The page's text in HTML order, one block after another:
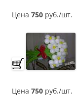
Цена 750 руб./шт.
Цена 750 руб./шт.